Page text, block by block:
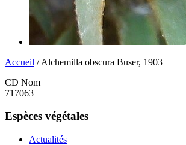
Accueil / Alchemilla obscura Buser, 1903
CD Nom
717063
Espèces végétales
Actualités